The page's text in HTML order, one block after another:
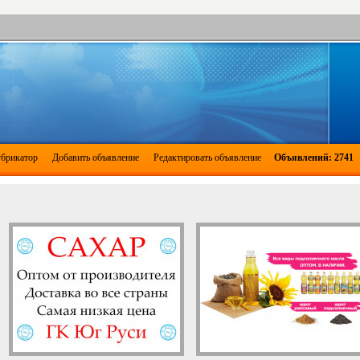
Добавить объявление Редактировать объявление Объявлений: 2741